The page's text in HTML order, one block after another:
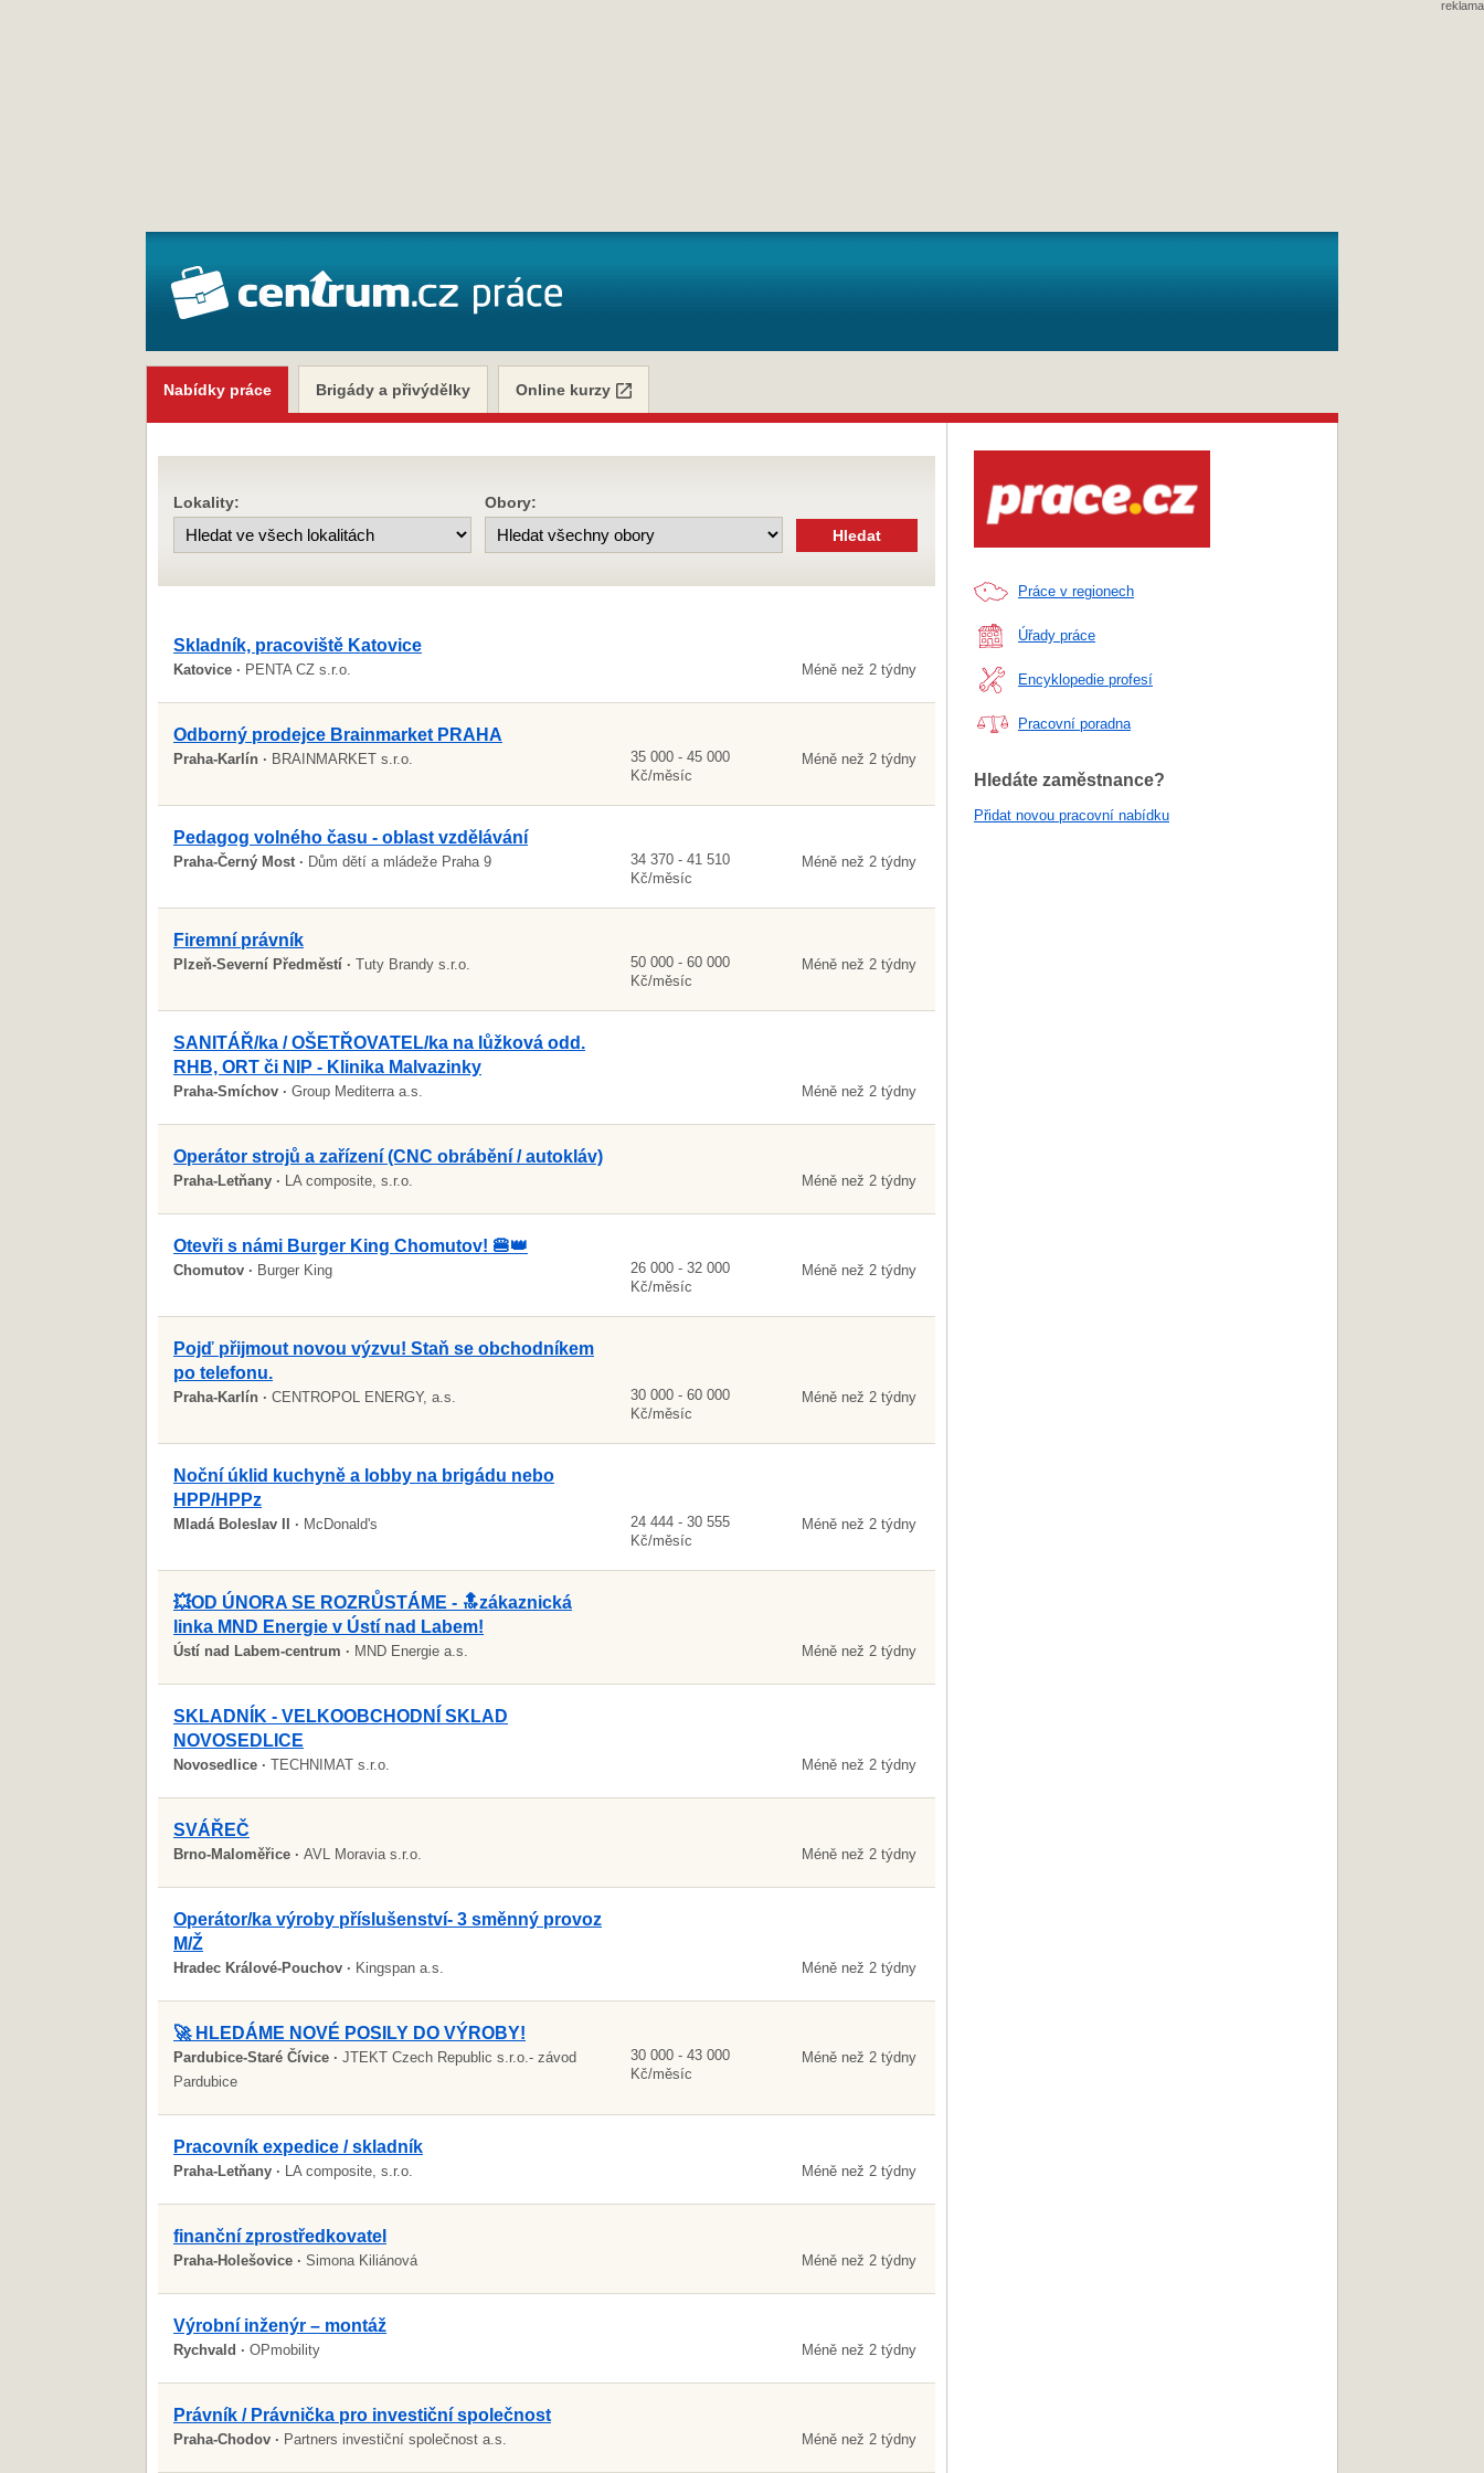
reklama
Nabídky práce Brigády a přivýdělky Online kurzy
Lokality: Obory:
Skladník, pracoviště Katovice
Katovice · PENTA CZ s.r.o. Méně než 2 týdny
Odborný prodejce Brainmarket PRAHA
Praha-Karlín · BRAINMARKET s.r.o.
35 000 - 45 000
Kč/měsíc
Méně než 2 týdny
Pedagog volného času - oblast vzdělávání
Praha-Černý Most · Dům dětí a mládeže Praha 9
34 370 - 41 510
Kč/měsíc
Méně než 2 týdny
Firemní právník
Plzeň-Severní Předměstí · Tuty Brandy s.r.o.
50 000 - 60 000
Kč/měsíc
Méně než 2 týdny
SANITÁŘ/ka / OŠETŘOVATEL/ka na lůžková odd.
RHB, ORT či NIP - Klinika Malvazinky
Praha-Smíchov · Group Mediterra a.s. Méně než 2 týdny
Operátor strojů a zařízení (CNC obrábění / autokláv)
Praha-Letňany · LA composite, s.r.o. Méně než 2 týdny
Otevři s námi Burger King Chomutov! 🍔👑
Chomutov · Burger King
26 000 - 32 000
Kč/měsíc
Méně než 2 týdny
Pojď přijmout novou výzvu! Staň se obchodníkem
po telefonu.
Praha-Karlín · CENTROPOL ENERGY, a.s.
30 000 - 60 000
Kč/měsíc
Méně než 2 týdny
Noční úklid kuchyně a lobby na brigádu nebo
HPP/HPPz
Mladá Boleslav II · McDonald's
24 444 - 30 555
Kč/měsíc
Méně než 2 týdny
💥OD ÚNORA SE ROZRŮSTÁME - 🔝zákaznická
linka MND Energie v Ústí nad Labem!
Ústí nad Labem-centrum · MND Energie a.s. Méně než 2 týdny
SKLADNÍK - VELKOOBCHODNÍ SKLAD
NOVOSEDLICE
Novosedlice · TECHNIMAT s.r.o. Méně než 2 týdny
SVÁŘEČ
Brno-Maloměřice · AVL Moravia s.r.o. Méně než 2 týdny
Operátor/ka výroby příslušenství- 3 směnný provoz
M/Ž
Hradec Králové-Pouchov · Kingspan a.s. Méně než 2 týdny
🚀 HLEDÁME NOVÉ POSILY DO VÝROBY!
Pardubice-Staré Čívice · JTEKT Czech Republic s.r.o.- závod
Pardubice
30 000 - 43 000
Kč/měsíc
Méně než 2 týdny
Pracovník expedice / skladník
Praha-Letňany · LA composite, s.r.o. Méně než 2 týdny
finanční zprostředkovatel
Praha-Holešovice · Simona Kiliánová Méně než 2 týdny
Výrobní inženýr – montáž
Rychvald · OPmobility Méně než 2 týdny
Právník / Právnička pro investiční společnost
Praha-Chodov · Partners investiční společnost a.s. Méně než 2 týdny
Práce v regionech
Úřady práce
Encyklopedie profesí
Pracovní poradna
Hledáte zaměstnance?
Přidat novou pracovní nabídku